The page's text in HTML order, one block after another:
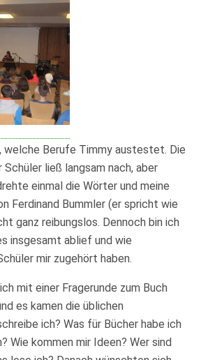
welche Berufe Timmy austestet. Die
ließ langsam nach, aber
einmal die Wörter und meine
Ferdinand Bummler (er spricht wie
ganz reibungslos. Dennoch bin ich
insgesamt ablief und wie
mir zugehört haben.
mit einer Fragerunde zum Buch
es kamen die üblichen
ich? Was für Bücher habe ich
Wie kommen mir Ideen? Wer sind